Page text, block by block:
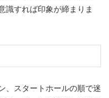
識すれば印象が締まりま
、スタートホールの順で迷